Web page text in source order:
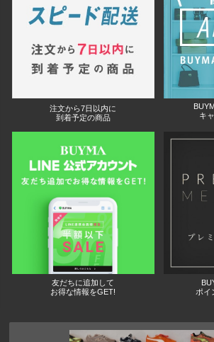
注文から7日以内に
到着予定の商品
キ
友だちに追加して
お得な情報をGET!
ポイ
ページトップへ